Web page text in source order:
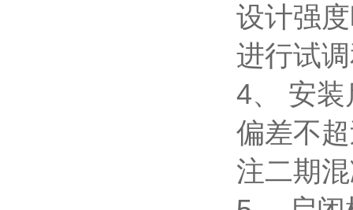
设计强
进行试
4、 安
偏差不
注二期